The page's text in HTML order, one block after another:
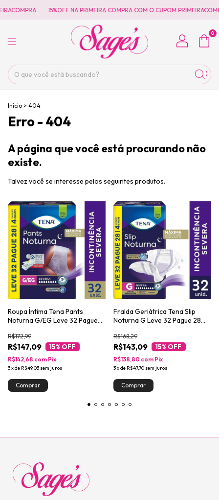
15%OFF NA PRIMEIRA COMPRA COM O CUPOM
0
Início > 404
Erro - 404
A página que você está procurando não
existe.
Talvez você se interesse pelos seguintes produtos.
Roupa Íntima Tena Pants
Noturna G/EG Leve 32 Pague
R$147,09
R$172,99
15% OFF
3xde R$49,03 sem juros
R$142,68 com Pix
Fralda Geriátrica Tena Slip
Noturna G Leve 32 Pague 28
R$143,09
R$168,29
15% OFF
3xde R$47,70 sem juros
R$138,80 com Pix